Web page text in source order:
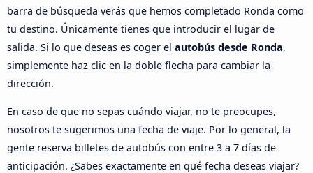
barra de búsqueda verás que hemos completado Ronda como
tu destino. Únicamente tienes que introducir el lugar de
salida. Si lo que deseas es coger el autobús desde Ronda,
simplemente haz clic en la doble flecha para cambiar la
dirección.
En caso de que no sepas cuándo viajar, no te preocupes,
nosotros te sugerimos una fecha de viaje. Por lo general, la
gente reserva billetes de autobús con entre 3 a 7 días de
anticipación. ¿Sabes exactamente en qué fecha deseas viajar?